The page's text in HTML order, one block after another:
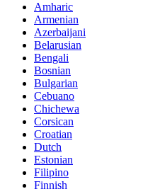
Amharic
Armenian
Azerbaijani
Belarusian
Bengali
Bosnian
Bulgarian
Cebuano
Chichewa
Corsican
Croatian
Dutch
Estonian
Filipino
Finnish